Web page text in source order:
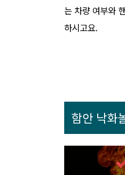
는 차량 여부와
하시고요.
함안 낙화